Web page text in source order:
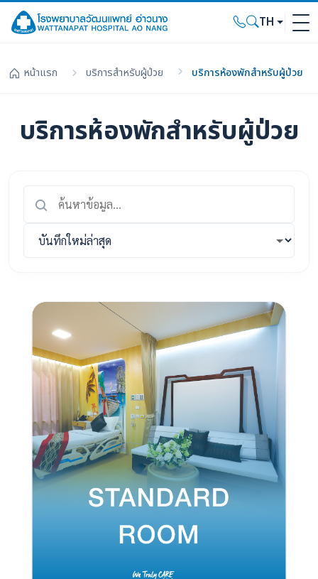
TH
หน้าแรก บริการสำหรับผู้ป่วย บริการห้องพักสำหรับผู้ป่วย
บริการห้องพักสำหรับผู้ป่วย